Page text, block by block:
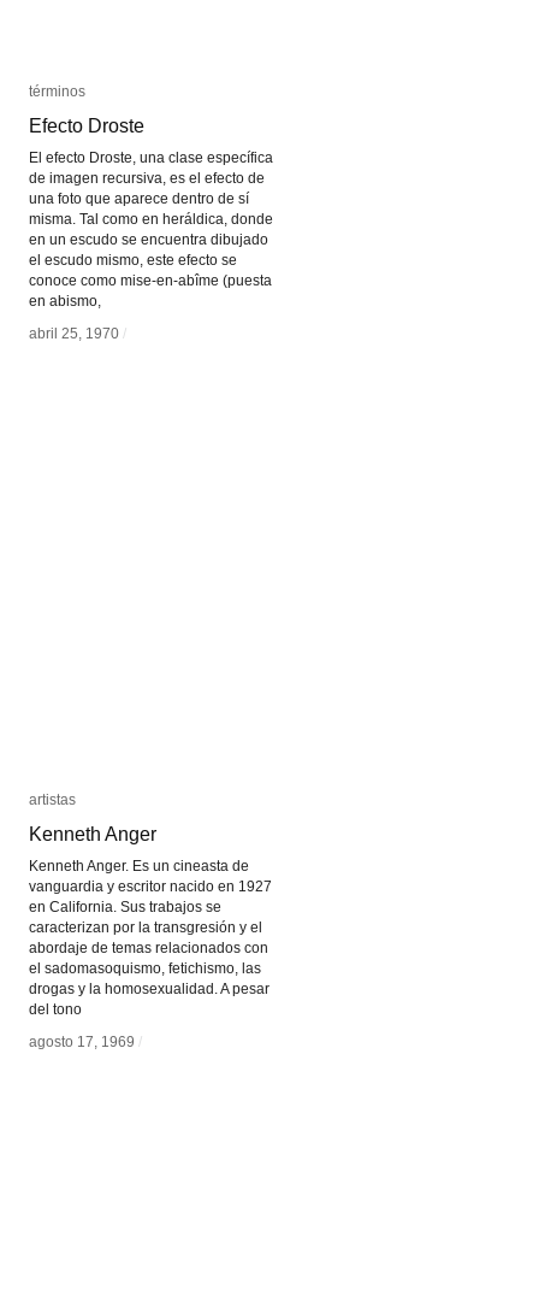
términos
Efecto Droste
El efecto Droste, una clase específica
de imagen recursiva, es el efecto de
una foto que aparece dentro de sí
misma. Tal como en heráldica, donde
en un escudo se encuentra dibujado
el escudo mismo, este efecto se
conoce como mise-en-abîme (puesta
en abismo,
abril 25, 1970 /
términos
Efecto Droste
abril 25, 1970 /
artistas
Kenneth Anger
Kenneth Anger. Es un cineasta de
vanguardia y escritor nacido en 1927
en California. Sus trabajos se
caracterizan por la transgresión y el
abordaje de temas relacionados con
el sadomasoquismo, fetichismo, las
drogas y la homosexualidad. A pesar
del tono
agosto 17, 1969 /
artistas
Kenneth Anger
agosto 17, 1969 /